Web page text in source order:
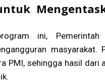
ini, Pemerintah
masyarakat.
PMI, sehingga hasil dari